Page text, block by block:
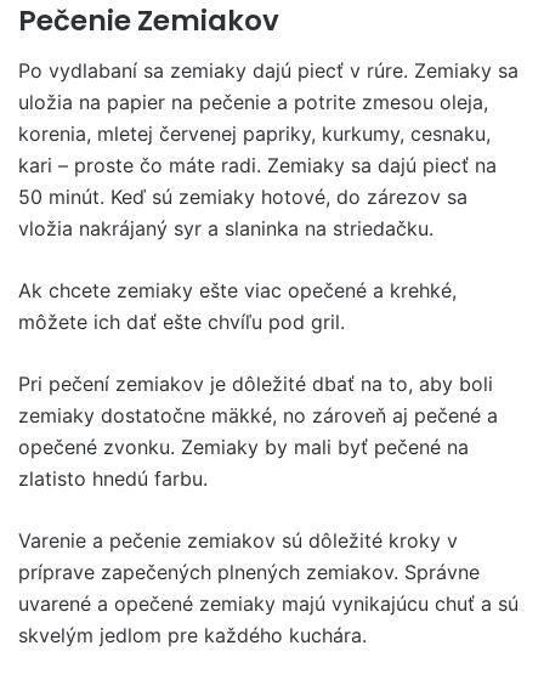
Pečenie Zemiakov
Po vydlabaní sa zemiaky dajú piecť v rúre. Zemiaky sa
uložia na papier na pečenie a potrite zmesou oleja,
korenia, mletej červenej papriky, kurkumy, cesnaku,
kari – proste čo máte radi. Zemiaky sa dajú piecť na
50 minút. Keď sú zemiaky hotové, do zárezov sa
vložia nakrájaný syr a slaninka na striedačku.
Ak chcete zemiaky ešte viac opečené a krehké,
môžete ich dať ešte chvíľu pod gril.
Pri pečení zemiakov je dôležité dbať na to, aby boli
zemiaky dostatočne mäkké, no zároveň aj pečené a
opečené zvonku. Zemiaky by mali byť pečené na
zlatisto hnedú farbu.
Varenie a pečenie zemiakov sú dôležité kroky v
príprave zapečených plnených zemiakov. Správne
uvarené a opečené zemiaky majú vynikajúcu chuť a sú
skvelým jedlom pre každého kuchára.